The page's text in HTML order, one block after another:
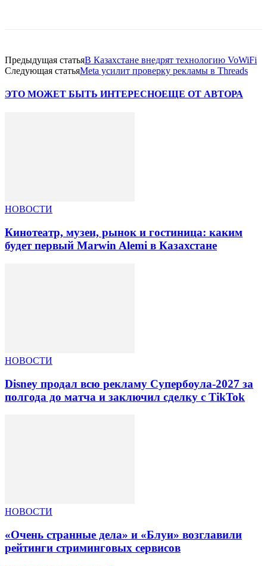
Предыдущая статьяВ Казахстане внедрят технологию VoWiFi
Следующая статьяMeta усилит проверку рекламы в Threads
ЭТО МОЖЕТ БЫТЬ ИНТЕРЕСНОЕЩЕ ОТ АВТОРА
НОВОСТИ
Кинотеатр, музеи, рынок и гостиница: каким
будет первый Marwin Alemi в Казахстане
НОВОСТИ
Disney продал всю рекламу Супербоула-2027 за
полгода до матча и заключил сделку с TikTok
НОВОСТИ
«Очень странные дела» и «Блуи» возглавили
рейтинги стриминговых сервисов